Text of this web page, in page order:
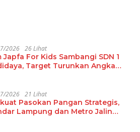
2026 26 Lihat
Japfa For Kids Sambangi SDN 1
Target Turunkan Angka
2026 21 Lihat
Pasokan Pangan Strategis,
Lampung dan Metro Jalin